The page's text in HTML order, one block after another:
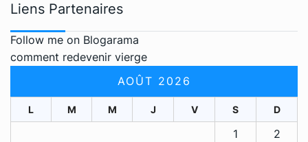
Liens Partenaires
Follow me on Blogarama
comment redevenir vierge
AOÛT 2026
L M M J V S D
1
2